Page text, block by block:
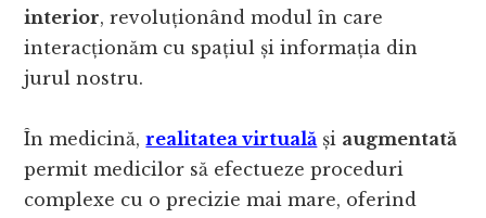
interior, revoluționând modul în care
interacționăm cu spațiul și informația din
jurul nostru.
În medicină,realitatea virtuală și augmentată
permit medicilor să efectueze proceduri
complexe cu o precizie mai mare, oferind